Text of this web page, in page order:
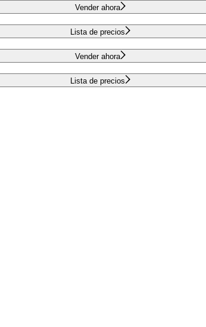
Vender ahora
Lista de precios
Vender ahora
Lista de precios